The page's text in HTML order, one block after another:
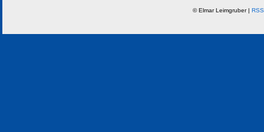
© Elmar Leimgruber |